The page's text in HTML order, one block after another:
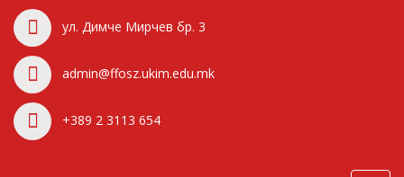
ул. Димче Мирчев бр. 3
admin@ffosz.ukim.edu.mk
+389 2 3113 654